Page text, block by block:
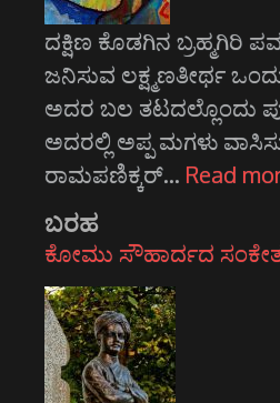
ದಕ್ಷಿಣ ಕೊಡಗಿನ ಬ್ರಹ್ಮಗಿರಿ
ಜನಿಸುವ ಲಕ್ಷ್ಮಣತೀರ್ಥ
ಅದರ ಬಲ ತಟದಲ್ಲೊಂದು
ಅದರಲ್ಲಿ ಅಪ್ಪ ಮಗಳು
ರಾಮಪಣಿಕ್ಕರ್‌… Read
ಬರಹ
ಕೋಮು ಸೌಹಾರ್ದದ ಸಂಕೇತ